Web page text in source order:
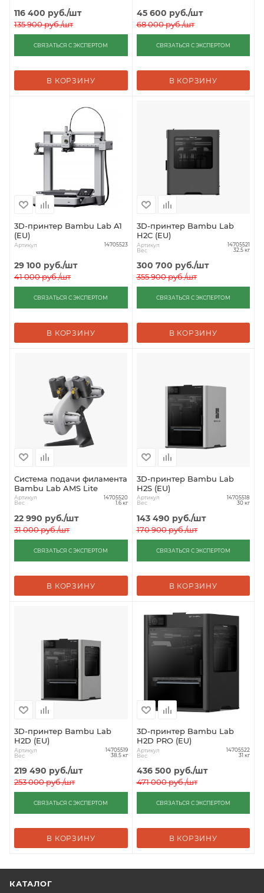
116 400 руб./шт
135 900руб./шт
СВЯЗАТЬСЯ С ЭКСПЕРТОМ
В КОРЗИНУ
45 600 руб./шт
68 000руб./шт
СВЯЗАТЬСЯ С ЭКСПЕРТОМ
В КОРЗИНУ
3D-принтер Bambu Lab A1
(EU)
Артикул 14705523
29 100 руб./шт
41 000руб./шт
СВЯЗАТЬСЯ С ЭКСПЕРТОМ
В КОРЗИНУ
3D-принтер Bambu Lab
H2C (EU)
Артикул 14705521
Вес 32.5 кг
300 700 руб./шт
355 900руб./шт
СВЯЗАТЬСЯ С ЭКСПЕРТОМ
В КОРЗИНУ
Система подачи филамента
Bambu Lab AMS Lite
Артикул 14705520
Вес 1.6 кг
22 990 руб./шт
31 000руб./шт
СВЯЗАТЬСЯ С ЭКСПЕРТОМ
В КОРЗИНУ
3D-принтер Bambu Lab
H2S (EU)
Артикул 14705518
Вес 30 кг
143 490 руб./шт
170 900руб./шт
СВЯЗАТЬСЯ С ЭКСПЕРТОМ
В КОРЗИНУ
3D-принтер Bambu Lab
H2D (EU)
Артикул 14705519
Вес 38.5 кг
219 490 руб./шт
253 000руб./шт
СВЯЗАТЬСЯ С ЭКСПЕРТОМ
В КОРЗИНУ
3D-принтер Bambu Lab
H2D PRO (EU)
Артикул 14705522
Вес 31 кг
436 500 руб./шт
471 000руб./шт
СВЯЗАТЬСЯ С ЭКСПЕРТОМ
В КОРЗИНУ
КАТАЛОГ